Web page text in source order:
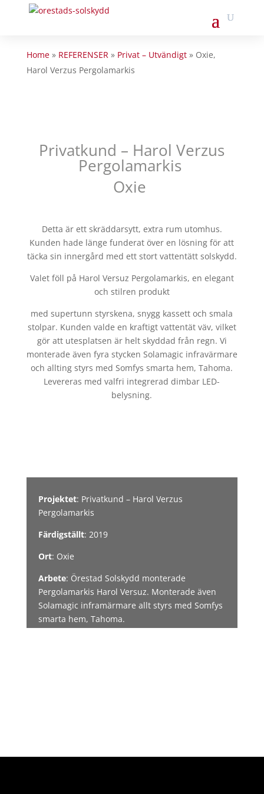
Home» REFERENSER» Privat – Utvändigt» Oxie,
Harol Verzus Pergolamarkis
Privatkund – Harol Verzus
Pergolamarkis
Oxie
Detta är ett skräddarsytt, extra rum utomhus.
Kunden hade länge funderat över en lösning för att
täcka sin innergård med ett stort vattentätt solskydd.
Valet föll på Harol Versuz Pergolamarkis, en elegant
och stilren produkt
med supertunn styrskena, snygg kassett och smala
stolpar. Kunden valde en kraftigt vattentät väv, vilket
gör att utesplatsen är helt skyddad från regn. Vi
monterade även fyra stycken Solamagic infravärmare
och allting styrs med Somfys smarta hem, Tahoma.
Levereras med valfri integrerad dimbar LED-
belysning.
Projektet: Privatkund – Harol Verzus
Pergolamarkis
Färdigställt: 2019
Ort: Oxie
Arbete: Örestad Solskydd monterade
Pergolamarkis Harol Versuz. Monterade även
Solamagic inframärmare allt styrs med Somfys
smarta hem, Tahoma.